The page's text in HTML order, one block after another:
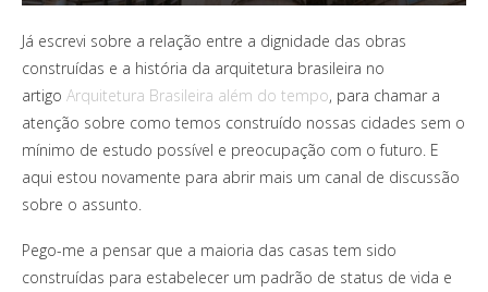
Já escrevi sobre a relação entre a dignidade das obras
construídas e a história da arquitetura brasileira no
artigo Arquitetura Brasileira além do tempo, para chamar a
atenção sobre como temos construído nossas cidades sem o
mínimo de estudo possível e preocupação com o futuro. E
aqui estou novamente para abrir mais um canal de discussão
sobre o assunto.
Pego-me a pensar que a maioria das casas tem sido
construídas para estabelecer um padrão de status de vida e